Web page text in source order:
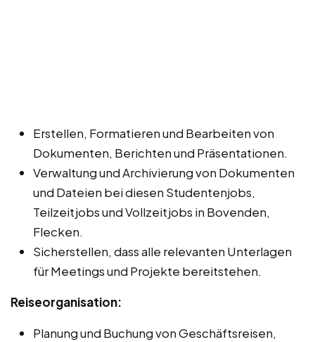
Erstellen, Formatieren und Bearbeiten von
Dokumenten, Berichten und Präsentationen.
Verwaltung und Archivierung von Dokumenten
und Dateien bei diesen Studentenjobs,
Teilzeitjobs und Vollzeitjobs in Bovenden,
Flecken.
Sicherstellen, dass alle relevanten Unterlagen
für Meetings und Projekte bereitstehen.
Reiseorganisation:
Planung und Buchung von Geschäftsreisen,